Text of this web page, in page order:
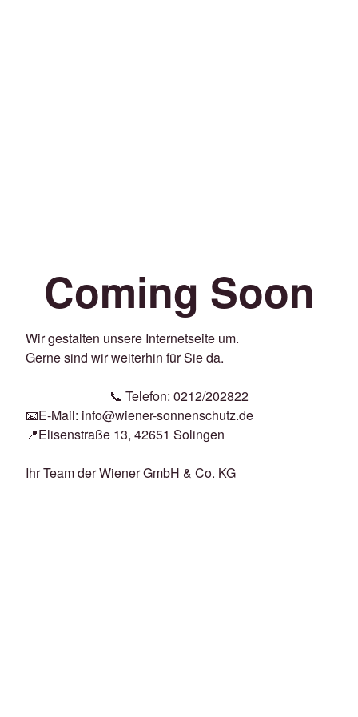
Coming Soon
Wir gestalten unsere Internetseite um.
Gerne sind wir weiterhin für Sie da.
📞 Telefon: 0212/202822
📧E-Mail: info@wiener-sonnenschutz.de
📍Elisenstraße 13, 42651 Solingen
Ihr Team der Wiener GmbH & Co. KG